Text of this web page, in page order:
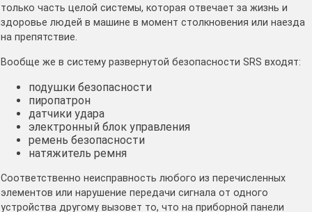
только часть целой системы, которая отвечает за жизнь и
здоровье людей в машине в момент столкновения или наезда
на препятствие.
Вообще же в систему развернутой безопасности SRS входят:
подушки безопасности
пиропатрон
датчики удара
электронный блок управления
ремень безопасности
натяжитель ремня
Соответственно неисправность любого из перечисленных
элементов или нарушение передачи сигнала от одного
устройства другому вызовет то, что на приборной панели